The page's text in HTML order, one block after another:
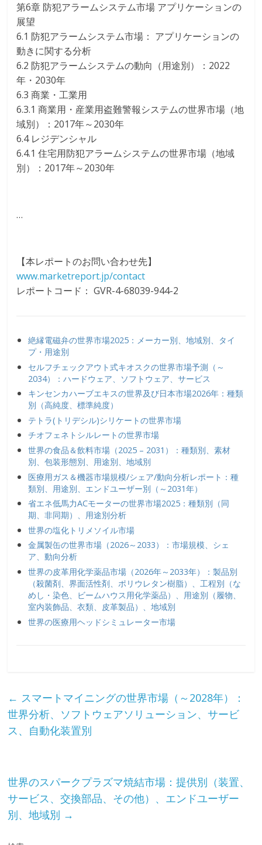
第6章 防犯アラームシステム市場 アプリケーションの
展望
6.1 防犯アラームシステム市場： アプリケーションの
動きに関する分析
6.2 防犯アラームシステムの動向（用途別）：2022
年・2030年
6.3 商業・工業用
6.3.1 商業用・産業用盗難警報システムの世界市場（地
域別）：2017年～2030年
6.4 レジデンシャル
6.4.1 住宅用防犯アラームシステムの世界市場（地域
別）：2017年～2030年
…
【本レポートのお問い合わせ先】
www.marketreport.jp/contact
レポートコード： GVR-4-68039-944-2
絶縁電磁弁の世界市場2025：メーカー別、地域別、タイ
プ・用途別
セルフチェックアウト式キオスクの世界市場予測（～
2034）：ハードウェア、ソフトウェア、サービス
キンセンカハーブエキスの世界及び日本市場2026年：種類
別（高純度、標準純度）
テトラ(トリデシル)シリケートの世界市場
チオフェネトシルレートの世界市場
世界の食品＆飲料市場（2025 – 2031）：種類別、素材
別、包装形態別、用途別、地域別
医療用ガス＆機器市場規模/シェア/動向分析レポート：種
類別、用途別、エンドユーザー別（～2031年）
省エネ低馬力ACモーターの世界市場2025：種類別（同
期、非同期）、用途別分析
世界の塩化トリメソイル市場
金属製缶の世界市場（2026～2033）：市場規模、シェ
ア、動向分析
世界の皮革用化学薬品市場（2026年～2033年）：製品別
（殺菌剤、界面活性剤、ポリウレタン樹脂）、工程別（な
めし・染色、ビームハウス用化学薬品）、用途別（履物、
室内装飾品、衣類、皮革製品）、地域別
世界の医療用ヘッドシミュレーター市場
← スマートマイニングの世界市場（～2028年）：
世界分析、ソフトウェアソリューション、サービ
ス、自動化装置別
世界のスパークプラズマ焼結市場：提供別（装置、
サービス、交換部品、その他）、エンドユーザー
別、地域別 →